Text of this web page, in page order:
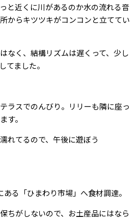
と近くに川があるのか水の流れる音
からキツツキがコンコンと立ててい
なく、結構リズムは遅くって、少し
てました。
ラスでのんびり。リリーも隣に座っ
す。
れてるので、午後に遊ぼう
る「ひまわり市場」へ食材調達。
ちがしないので、お土産品にはなら